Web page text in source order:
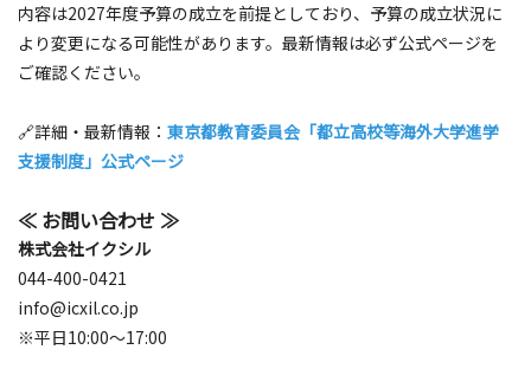
内容は2027年度予算の成立を前提としており、予算の成立状況に
より変更になる可能性があります。最新情報は必ず公式ページを
ご確認ください。
🔗詳細・最新情報： 東京都教育委員会「都立高校等海外大学進学
支援制度」公式ページ
≪ お問い合わせ ≫
株式会社イクシル
044-400-0421
info@icxil.co.jp
※平日10:00～17:00